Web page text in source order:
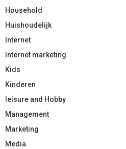
Household
Huishoudelijk
Internet
Internet marketing
Kids
Kinderen
leisure and Hobby
Management
Marketing
Media